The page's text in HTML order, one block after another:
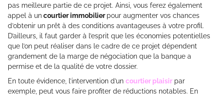
pas meilleure partie de ce projet. Ainsi, vous ferez également
appel à uncourtier immobilierpour augmenter vos chances
d’obtenir un prêt à des conditions avantageuses à votre profil.
D’ailleurs, il faut garder à l’esprit que les économies potentielles
que l’on peut réaliser dans le cadre de ce projet dépendent
grandement de la marge de négociation que la banque a
permise et de la qualité de votre dossier.
En toute évidence, l’intervention d’un courtier plaisir par
exemple, peut vous faire profiter de réductions notables. En